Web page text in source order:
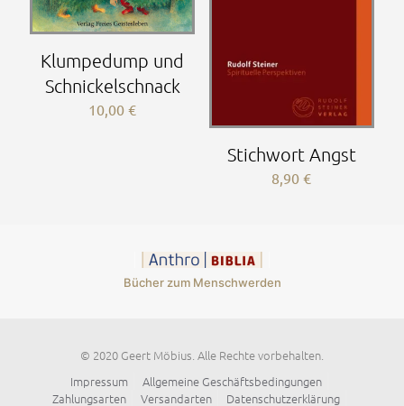
Klumpedump und
Schnickelschnack
10,00€
Stichwort Angst
8,90€
Bücher zum Menschwerden
© 2020 Geert Möbius. Alle Rechte vorbehalten.
Impressum
Allgemeine Geschäftsbedingungen
Zahlungsarten
Versandarten Datenschutzerklärung